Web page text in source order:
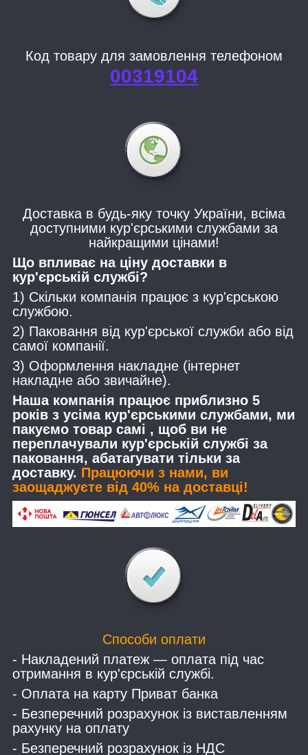
Код товару для замовлення телефоном
00319104
Доставка в будь-яку точку України, всіма
доступними кур'єрськими службами за
найкращими цінами!
Що впливає на ціну доставки в
кур'єрській службі?
1) Скільки компанія працює з кур'єрською
службою.
2) Паковання від кур'єрської служби або від
самої компанії.
3) Оформлення накладне (інтернет
накладне або звичайне).
Наша компанія працює приблизно 5
років з усіма кур'єрськими службами, ми
пакуємо товар самі , щоб ви не
переплачували кур'єрській службі за
паковання, абатагувати тільки за
доставку. Працюючи з нами, ви
заощаджуєте від 40% на доставці!
Способи оплати
- Накладений платеж — оплата під час
отримання в кур'єрській службі.
- Оплата на карту Приват банка
- Безперечний розрахунок із виставленням
рахунку на оплату
- Безперечний розрахунок із НДС